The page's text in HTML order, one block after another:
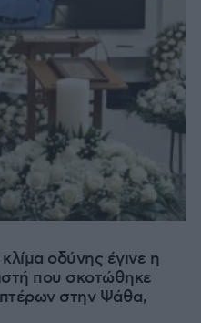
οδύνης έγινε η
που σκοτώθηκε
στην Ψάθα,